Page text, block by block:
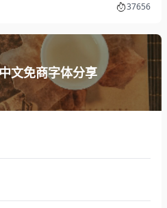
37656
文免商字体分享